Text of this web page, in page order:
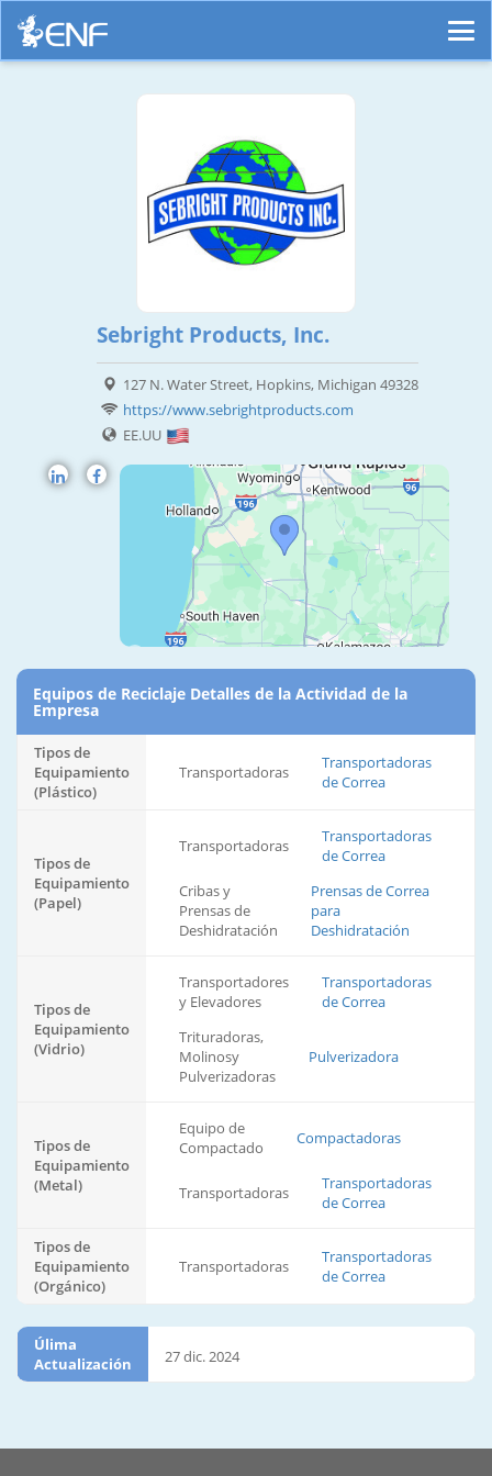
Sebright Products, Inc.
127 N. Water Street, Hopkins, Michigan 49328
https://www.sebrightproducts.com
EE.UU
Equipos de Reciclaje Detalles de la Actividad de la
Empresa
Tipos de
Equipamiento
(Plástico)
Transportadoras
Transportadoras
de Correa
Tipos de
Equipamiento
(Papel)
Transportadoras
Transportadoras
de Correa
Cribas y
Prensas de
Deshidratación
Prensas de Correa
para
Deshidratación
Tipos de
Equipamiento
(Vidrio)
Transportadores
y Elevadores
Transportadoras
de Correa
Trituradoras,
Molinosy
Pulverizadoras
Pulverizadora
Tipos de
Equipamiento
(Metal)
Equipo de
Compactado
Compactadoras
Transportadoras
Transportadoras
de Correa
Tipos de
Equipamiento
(Orgánico)
Transportadoras
Transportadoras
de Correa
Úlima
Actualización
27 dic. 2024